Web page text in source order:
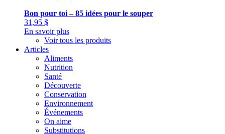
Bon pour toi – 85 idées pour le souper
31,95 $
En savoir plus
Voir tous les produits
Articles
Aliments
Nutrition
Santé
Découverte
Conservation
Environnement
Événements
On aime
Substitutions